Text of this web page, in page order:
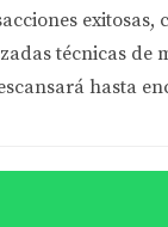
se
Ana pudo
exitosas,
técnicas
hasta